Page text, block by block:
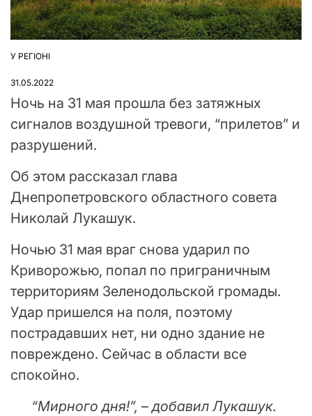
ОПУБЛІКУВАТИ
У РЕГІОНІ
31.05.2022
Ночь на 31 мая прошла без затяжных
сигналов воздушной тревоги, “прилетов” и
разрушений.
Об этом рассказал глава
Днепропетровского областного совета
Николай Лукашук.
Ночью 31 мая враг снова ударил по
Криворожью, попал по приграничным
территориям Зеленодольской громады.
Удар пришелся на поля, поэтому
пострадавших нет, ни одно здание не
повреждено. Сейчас в области все
спокойно.
“Мирного дня!”, – добавил Лукашук.